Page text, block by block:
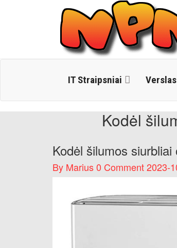
IT Straipsniai Verslas
Kodėl
Kodėl šilumos
By Marius0 Comment2023-